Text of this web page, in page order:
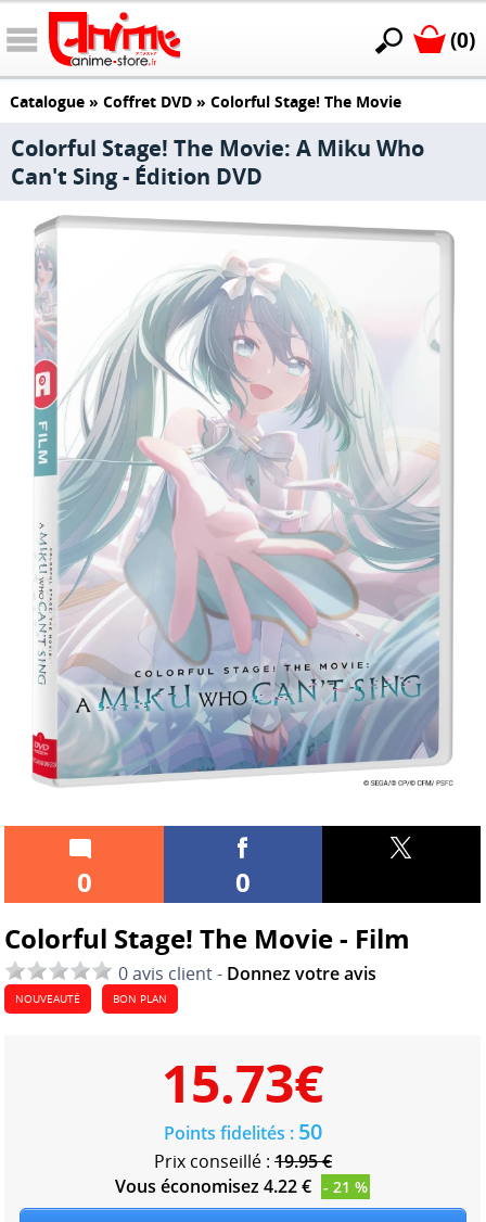
(0)
Catalogue» Coffret DVD» Colorful Stage! The Movie
Colorful Stage! The Movie: A Miku Who
Can't Sing - Édition DVD
0
0
Colorful Stage! The Movie - Film
0 avis client - Donnez votre avis
NOUVEAUTÉ BON PLAN
15.73€
Points fidelités : 50
Prix conseillé : 19.95 €
Vous économisez 4.22 €
- 21 %